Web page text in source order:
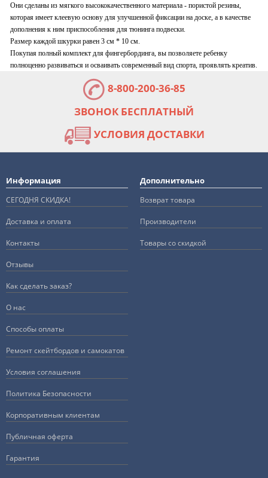
Они сделаны из мягкого высококачественного материала - пористой резины,
которая имеет клеевую основу для улучшенной фиксации на доске, а в качестве
дополнения к ним приспособления для тюнинга подвески.
Размер каждой шкурки равен 3 см * 10 см.
Покупая полный комплект для фингербординга, вы позволяете ребенку
полноценно развиваться и осваивать современный вид спорта, проявлять креатив.
8-800-200-36-85
ЗВОНОК БЕСПЛАТНЫЙ
УСЛОВИЯ ДОСТАВКИ
Информация
СЕГОДНЯ СКИДКА!
Доставка и оплата
Контакты
Отзывы
Как сделать заказ?
О нас
Способы оплаты
Ремонт скейтбордов и самокатов
Условия соглашения
Политика Безопасности
Корпоративным клиентам
Публичная оферта
Гарантия
Дополнительно
Возврат товара
Производители
Товары со скидкой